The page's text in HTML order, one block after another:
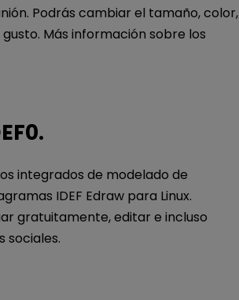
Podrás cambiar el tamaño, color,
Más información sobre los
integrados de modelado de
IDEF Edraw para Linux.
gratuitamente, editar e incluso
sociales.